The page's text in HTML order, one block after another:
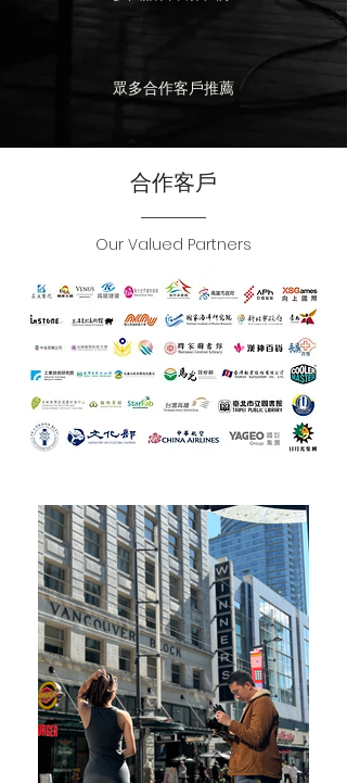
​眾多合作客戶推薦
​合作客戶
Our Valued Partners